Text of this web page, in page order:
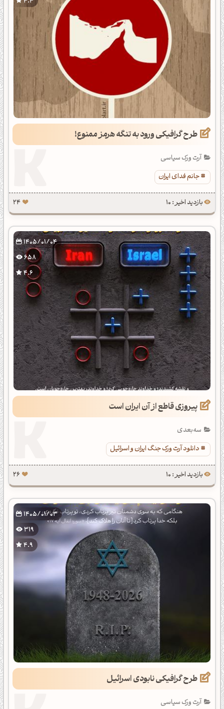
طرح گرافیکی ورود به تنگه هرمز ممنوع!
آرت ورک سیاسی
جانم فدای ایران
بازدید اخیر : 10 24
1405/01/04
658
4.6
پیروزی قاطع از آن ایران است
سه‌بعدی
دانلود آرت ورک جنگ ایران و اسرائیل
بازدید اخیر : 10 26
1405/01/03
319
4.9
طرح گرافیکی نابودی اسرائیل
آرت ورک سیاسی